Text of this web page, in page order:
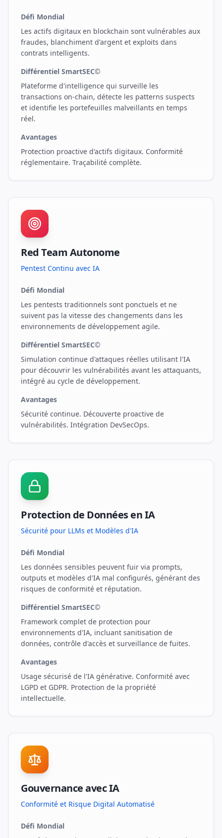
Défi Mondial
Les actifs digitaux en blockchain sont vulnérables aux
fraudes, blanchiment d'argent et exploits dans
contrats intelligents.
Différentiel SmartSEC©
Plateforme d'intelligence qui surveille les
transactions on-chain, détecte les patterns suspects
et identifie les portefeuilles malveillants en temps
réel.
Avantages
Protection proactive d'actifs digitaux. Conformité
réglementaire. Traçabilité complète.
Red Team Autonome
Pentest Continu avec IA
Défi Mondial
Les pentests traditionnels sont ponctuels et ne
suivent pas la vitesse des changements dans les
environnements de développement agile.
Différentiel SmartSEC©
Simulation continue d'attaques réelles utilisant l'IA
pour découvrir les vulnérabilités avant les attaquants,
intégré au cycle de développement.
Avantages
Sécurité continue. Découverte proactive de
vulnérabilités. Intégration DevSecOps.
Protection de Données en IA
Sécurité pour LLMs et Modèles d'IA
Défi Mondial
Les données sensibles peuvent fuir via prompts,
outputs et modèles d'IA mal configurés, générant des
risques de conformité et réputation.
Différentiel SmartSEC©
Framework complet de protection pour
environnements d'IA, incluant sanitisation de
données, contrôle d'accès et surveillance de fuites.
Avantages
Usage sécurisé de l'IA générative. Conformité avec
LGPD et GDPR. Protection de la propriété
intellectuelle.
Gouvernance avec IA
Conformité et Risque Digital Automatisé
Défi Mondial